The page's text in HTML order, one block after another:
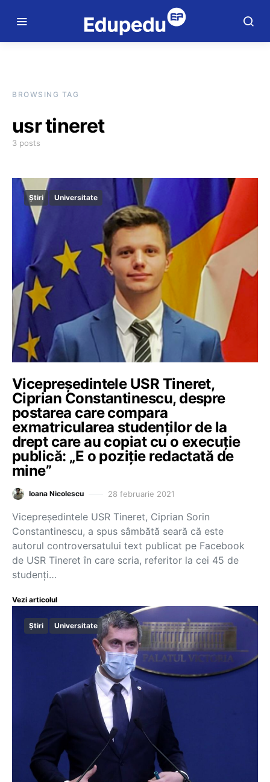
BROWSING TAG
usr tineret
3 posts
Știri Universitate
Vicepreședintele USR Tineret,
Ciprian Constantinescu, despre
postarea care compara
exmatricularea studenților de la
drept care au copiat cu o execuție
publică: „E o poziție redactată de
mine”
Ioana Nicolescu 28 februarie 2021
Vicepreședintele USR Tineret, Ciprian Sorin
Constantinescu, a spus sâmbătă seară că este
autorul controversatului text publicat pe Facebook
de USR Tineret în care scria, referitor la cei 45 de
studenți…
Vezi articolul
Știri Universitate